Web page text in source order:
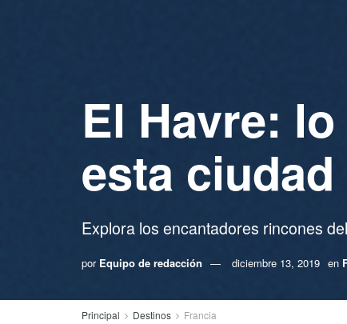
El Havre:
esta
Explora los encantadores rincones
por Equipo de redacción diciembre 13, 2019 en
Principal Destinos Francia